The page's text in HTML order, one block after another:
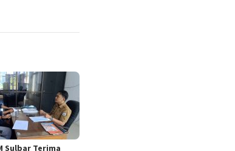
Sulbar Terima